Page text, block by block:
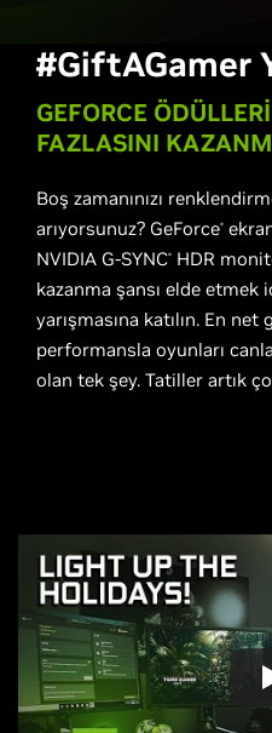
#GiftAGamer
GEFORCE
FAZLASINI
Boş zamanınızı
arıyorsunuz? GeForce®
NVIDIA G-SYNC®
HDR
kazanma şansı elde etmek
yarışmasına katılın. En
performansla oyunları
olan tek şey. Tatiller artık